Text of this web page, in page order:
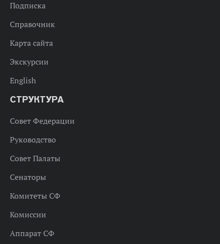
Подписка
Справочник
Карта сайта
Экскурсии
English
СТРУКТУРА
Совет Федерации
Руководство
Совет Палаты
Сенаторы
Комитеты СФ
Комиссии
Аппарат СФ